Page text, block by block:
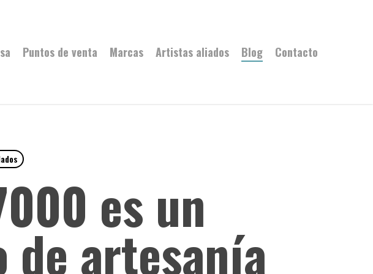
Puntos de venta Marcas Artistas aliados Blog Contacto
es un
artesanía